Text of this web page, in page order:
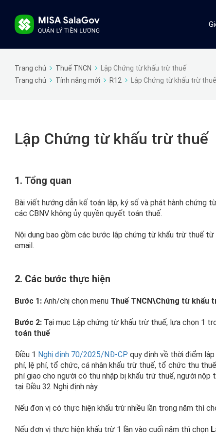
Trang chủ Thuế TNCN
Lập Chứng từ khấu trừ thuế
Trang chủ
Tính năng mới R12 Lập Chứng từ khấu trừ thuế
Lập Chứng từ khấu trừ thuế
1. Tổng quan
Bài viết hướng dẫn kế toán lập, ký số và phát hành
các CBNV không ủy quyền quyết toán thuế.
Nội dung bao gồm các bước lập chứng từ khấu trừ thuế
email.
2. Các bước thực hiện
Bước 1: Anh/chị chọn menu Thuế TNCN\Chứng từ khấu
Bước 2: Tại mục Lập chứng từ khấu trừ thuế, lựa chọn 1
toán thuế
Điều 1 Nghị định 70/2025/NĐ-CP quy định về thời điểm
phí, lệ phí, tổ chức, cá nhân khấu trừ thuế, tổ chức thu
phí giao cho người có thu nhập bị khấu trừ thuế, người nộp
tại Điều 32 Nghị định này.
Nếu đơn vị có thực hiện khấu trừ nhiều lần trong năm thì
Nếu đơn vị thực hiện khấu trừ 1 lần vào cuối năm thì chọn